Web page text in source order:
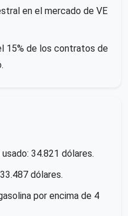
en el mercado de VE
15% de los contratos de
34.821 dólares.
dólares.
por encima de 4